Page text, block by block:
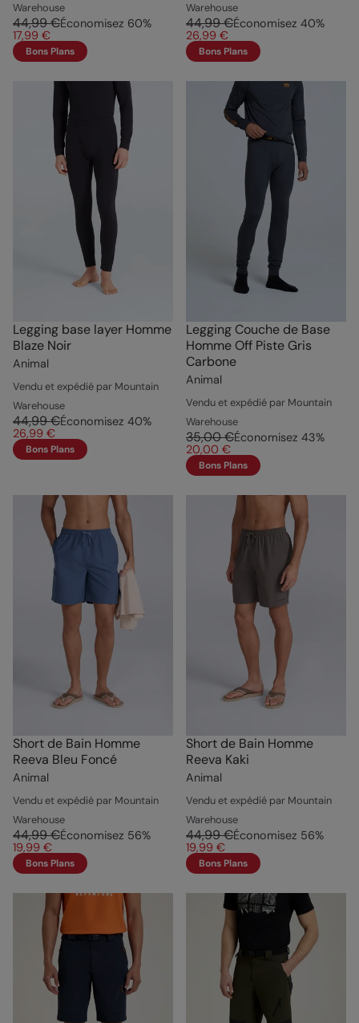
Warehouse
44,99 €Économisez 60%
17,99 €
Bons Plans
Warehouse
44,99 €Économisez 40%
26,99 €
Bons Plans
Legging base layer Homme
Blaze Noir
Animal
Vendu et expédié par Mountain
Warehouse
44,99 €Économisez 40%
26,99 €
Bons Plans
Legging Couche de Base
Homme Off Piste Gris
Carbone
Animal
Vendu et expédié par Mountain
Warehouse
35,00 €Économisez 43%
20,00 €
Bons Plans
Short de Bain Homme
Reeva Bleu Foncé
Animal
Vendu et expédié par Mountain
Warehouse
44,99 €Économisez 56%
19,99 €
Bons Plans
Short de Bain Homme
Reeva Kaki
Animal
Vendu et expédié par Mountain
Warehouse
44,99 €Économisez 56%
19,99 €
Bons Plans